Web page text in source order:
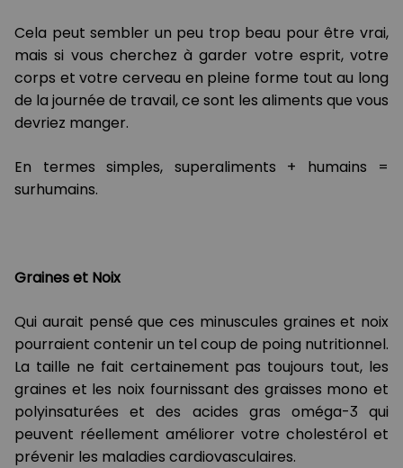
Cela peut sembler un peu trop beau pour être vrai,
mais si vous cherchez à garder votre esprit, votre
corps et votre cerveau en pleine forme tout au long
de la journée de travail, ce sont les aliments que vous
devriez manger.
En termes simples, superaliments + humains =
surhumains.
Graines et Noix
Qui aurait pensé que ces minuscules graines et noix
pourraient contenir un tel coup de poing nutritionnel.
La taille ne fait certainement pas toujours tout, les
graines et les noix fournissant des graisses mono et
polyinsaturées et des acides gras oméga-3 qui
peuvent réellement améliorer votre cholestérol et
prévenir les maladies cardiovasculaires.